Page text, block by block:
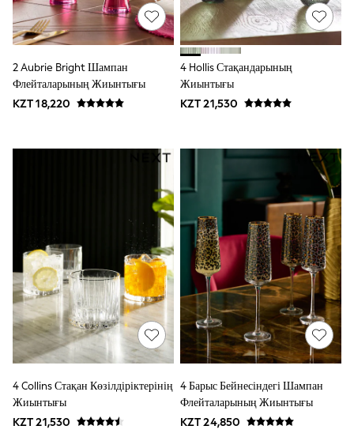
Occasionwear
Sets & Outfits
Shirts & Blouses
Sportswear
Sweatshirts & Hoodies
Swimwear
Summer Dresses
All Holiday Shop
Tops
Dresses
Shorts
Skirts
Sandals & Sliders
Rash Vests
Sun Safe Swimwear
Sun Hats & Caps
Shop All Footwear
Boots
Half Sizes
Pram Shoes
2 Aubrie Bright Шампан
Флейталарының Жиынтығы
KZT 18,220
4 Hollis Стақандарының
Жиынтығы
KZT 21,530
4 Collins Стақан Көзілдіріктерінің
Жиынтығы
KZT 21,530
4 Барыс Бейнесіндегі Шампан
Флейталарының Жиынтығы
KZT 24,850